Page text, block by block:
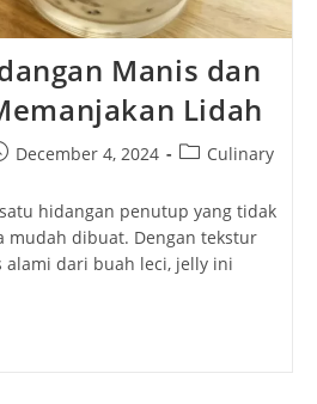
Manis dan
Lidah
December 4, 2024
PostCulinary
hidangan penutup yang tidak
mudah dibuat. Dengan tekstur
alami dari buah leci, jelly ini